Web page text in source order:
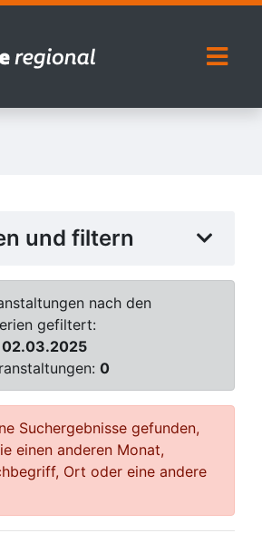
und filtern
nach den
gefiltert:
02.03.2025
0
Suchergebnisse gefunden,
einen anderen Monat,
Ort oder eine andere